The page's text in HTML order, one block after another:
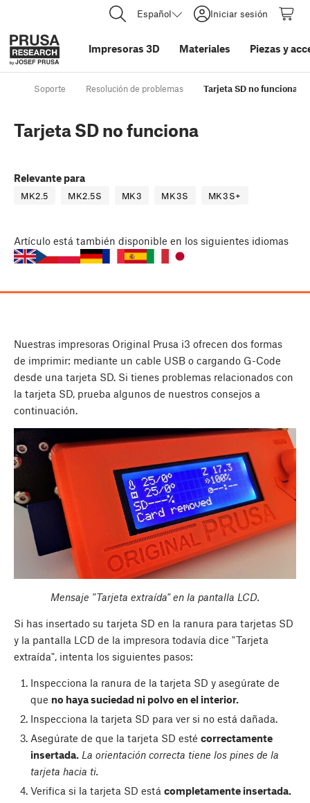
Español Iniciar sesión
Impresoras 3D Materiales Piezas y
Soporte Resolución de problemas Tarjeta SD no funciona
Tarjeta SD no funciona
Relevante para
MK2.5 MK2.5S MK3 MK3S MK3S+
Artículo está también disponible en los siguientes idiomas
Nuestras impresoras Original Prusa i3 ofrecen dos formas
de imprimir: mediante un cable USB o cargando G-Code
desde una tarjeta SD. Si tienes problemas relacionados con
la tarjeta SD, prueba algunos de nuestros consejos a
continuación.
Mensaje "Tarjeta extraída" en la pantalla LCD.
Si has insertado su tarjeta SD en la ranura para tarjetas SD
y la pantalla LCD de la impresora todavía dice "Tarjeta
extraída", intenta los siguientes pasos:
Inspecciona la ranura de la tarjeta SD y asegúrate de
que no haya suciedad ni polvo en el interior.
Inspecciona la tarjeta SD para ver si no está dañada.
Asegúrate de que la tarjeta SD esté correctamente
insertada. La orientación correcta tiene los pines de la
tarjeta hacia ti.
Verifica si la tarjeta SD está completamente insertada.